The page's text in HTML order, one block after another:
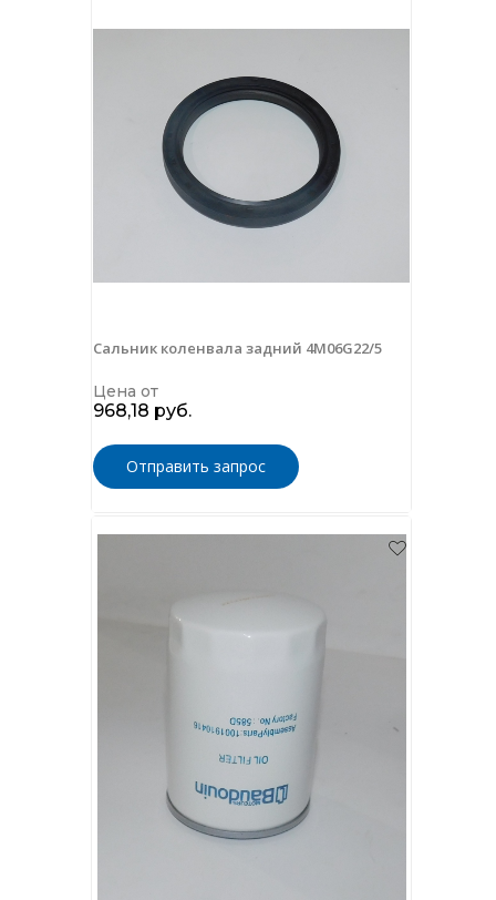
Сальник коленвала задний 4M06G22/5
Цена от
968,18 руб.
Отправить запрос